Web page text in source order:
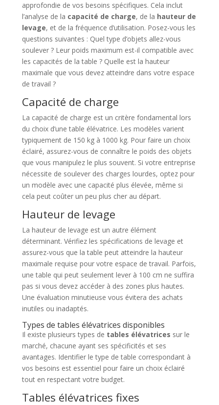
approfondie de vos besoins spécifiques. Cela inclut
l’analyse de la capacité de charge, de la hauteur de
levage, et de la fréquence d’utilisation. Posez-vous les
questions suivantes : Quel type d’objets allez-vous
soulever ? Leur poids maximum est-il compatible avec
les capacités de la table ? Quelle est la hauteur
maximale que vous devez atteindre dans votre espace
de travail ?
Capacité de charge
La capacité de charge est un critère fondamental lors
du choix d’une table élévatrice. Les modèles varient
typiquement de 150 kg à 1000 kg. Pour faire un choix
éclairé, assurez-vous de connaître le poids des objets
que vous manipulez le plus souvent. Si votre entreprise
nécessite de soulever des charges lourdes, optez pour
un modèle avec une capacité plus élevée, même si
cela peut coûter un peu plus cher au départ.
Hauteur de levage
La hauteur de levage est un autre élément
déterminant. Vérifiez les spécifications de levage et
assurez-vous que la table peut atteindre la hauteur
maximale requise pour votre espace de travail. Parfois,
une table qui peut seulement lever à 100 cm ne suffira
pas si vous devez accéder à des zones plus hautes.
Une évaluation minutieuse vous évitera des achats
inutiles ou inadaptés.
Types de tables élévatrices disponibles
Il existe plusieurs types de tables élévatrices sur le
marché, chacune ayant ses spécificités et ses
avantages. Identifier le type de table correspondant à
vos besoins est essentiel pour faire un choix éclairé
tout en respectant votre budget.
Tables élévatrices fixes